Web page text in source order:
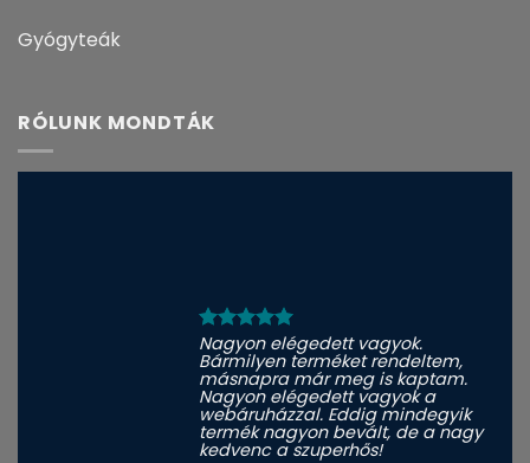
Gyógyteák
RÓLUNK MONDTÁK
Nagyon elégedett vagyok.
Bármilyen terméket rendeltem,
másnapra már meg is kaptam.
Nagyon elégedett vagyok a
webáruházzal. Eddig mindegyik
termék nagyon bevált, de a nagy
kedvenc a szuperhős!